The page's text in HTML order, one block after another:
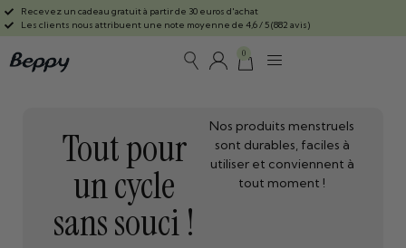
Recevez un cadeau gratuit à partir de 30 euros d'achat
Les clients nous attribuent une note moyenne de 4,6 / 5 (882 avis)
0
Tout pour
un cycle
sans souci !
Nos produits menstruels
sont durables, faciles à
utiliser et conviennent à
tout moment !